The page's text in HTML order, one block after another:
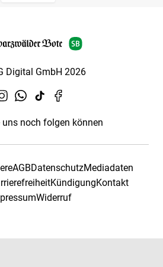
Digital GmbH 2026
uns noch folgen können
AGBDatenschutzMediadaten
KündigungKontakt
Widerruf